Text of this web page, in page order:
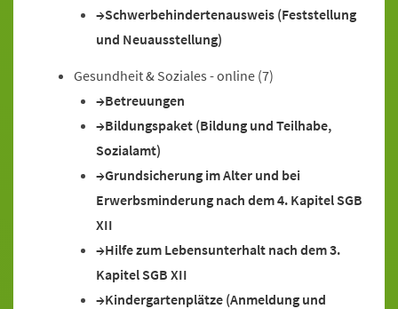
Schwerbehindertenausweis (Feststellung
und Neuausstellung)
Gesundheit & Soziales - online (7)
Betreuungen
Bildungspaket (Bildung und Teilhabe,
Sozialamt)
Grundsicherung im Alter und bei
Erwerbsminderung nach dem 4. Kapitel SGB
XII
Hilfe zum Lebensunterhalt nach dem 3.
Kapitel SGB XII
Kindergartenplätze (Anmeldung und